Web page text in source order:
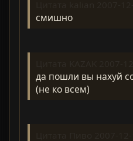
смишно
да пошли вы нахуй
(не ко всем)